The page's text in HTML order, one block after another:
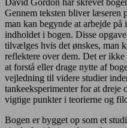
Gennem teksten bliver læseren
man kan begynde at arbejde
indholdet i bogen. Disse
tilvælges hvis det ønskes, man
reflektere over dem. Det er
at forstå eller drage nytte af
vejledning til videre studier
tankeeksperimenter for at dreje
vigtige punkter i teorierne og
Bogen er bygget op som et